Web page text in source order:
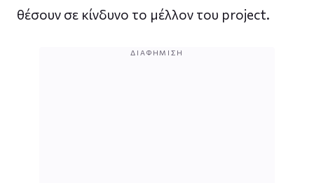
θέσουν σε κίνδυνο το μέλλον του project.
ΔΙΑΦΉΜΙΣΗ